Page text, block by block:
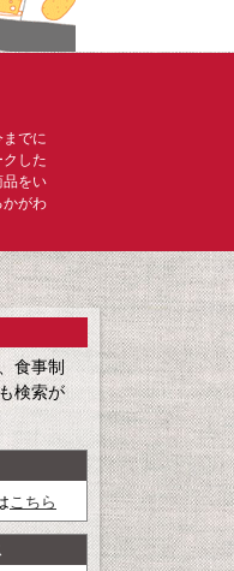
でに
した
品をい
かがわ
食事制
検索が
こちら